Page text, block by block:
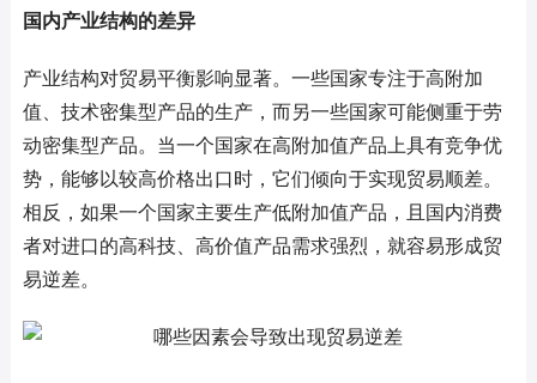
国内产业结构的差异
产业结构对贸易平衡影响显著。一些国家专注于高附加
值、技术密集型产品的生产，而另一些国家可能侧重于劳
动密集型产品。当一个国家在高附加值产品上具有竞争优
势，能够以较高价格出口时，它们倾向于实现贸易顺差。
相反，如果一个国家主要生产低附加值产品，且国内消费
者对进口的高科技、高价值产品需求强烈，就容易形成贸
易逆差。